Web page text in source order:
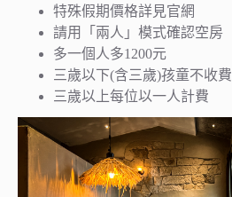
特殊假期價格詳見官網
請用「兩人」模式確認空房
多一個人多1200元
三歲以下(含三歲)孩童不收費
三歲以上每位以一人計費